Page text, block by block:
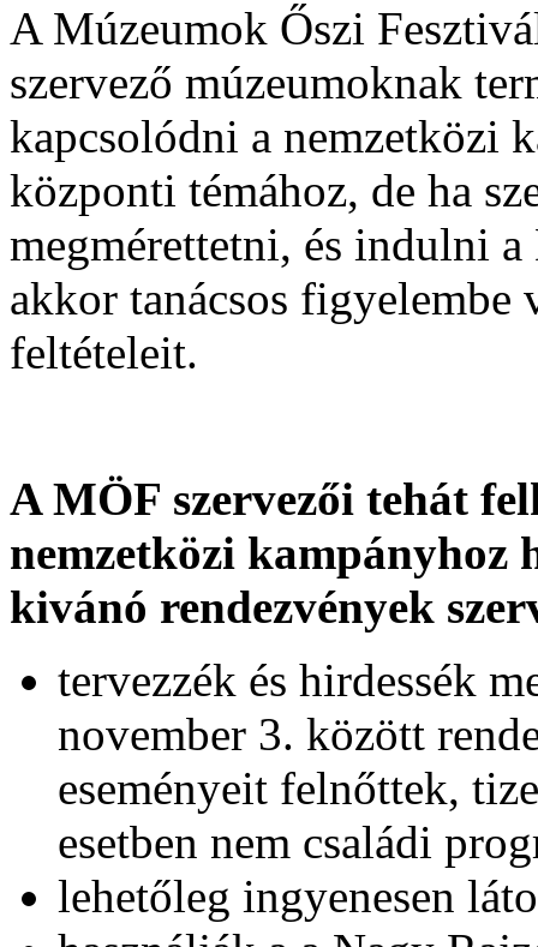
A Múzeumok Őszi
szervező múzeumoknak
kapcsolódni a nemzetközi
központi témához, de ha
megmérettetni, és indulni
akkor tanácsos figyelembe
feltételeit.
A MÖF szervezői tehát
nemzetközi kampányhoz
kivánó rendezvények
tervezzék és hirdessék
november 3. között
eseményeit felnőttek,
esetben nem családi
lehetőleg ingyenesen